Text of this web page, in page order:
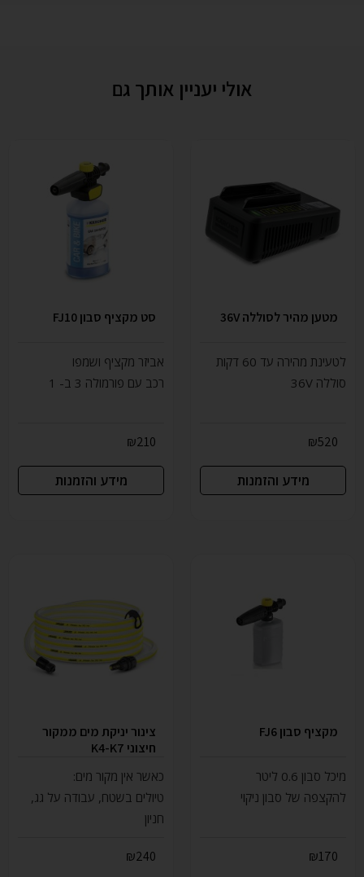
אולי יעניין אותך גם
מטען מהיר לסוללה 36V
לטעינת מהירה עד 60 דקות
סוללה 36V
₪520
מידע והזמנות
סט מקציף סבון FJ10
אביזר מקציף ושמפו
רכב עם פורמולה 3 ב- 1
₪210
מידע והזמנות
מקציף סבון FJ6
מיכל סבון 0.6 ליטר
להקצפה של סבון ניקוי
₪170
צינור יניקת מים ממקור
חיצוני K4-K7
כאשר אין מקור מים:
טיולים בשטח, עבודה על גג,
חניון
₪240